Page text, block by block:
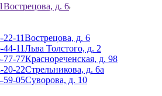
Вострецова, д. 6
11Вострецова, д. 6
11Льва Толстого, д. 2
77-77Краснореченская, д. 98
20-22Стрельникова, д. 6а
59-05Суворова, д. 10